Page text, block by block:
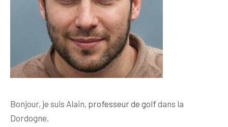
Bonjour, je suis Alain, professeur de golf dans la
Dordogne.